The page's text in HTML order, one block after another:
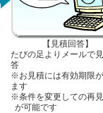
【見積回答】
たびの足よりメールで
答
※お見積には有効期限
ます
※条件を変更しての再
が可能です